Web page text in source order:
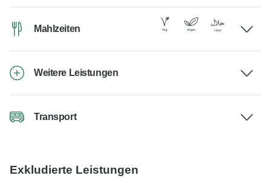
Mahlzeiten
Weitere Leistungen
Transport
Exkludierte Leistungen